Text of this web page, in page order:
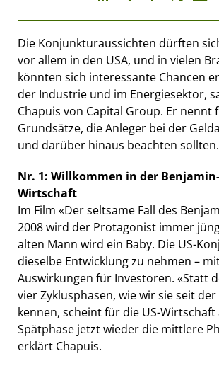
Die Konjunkturaussichten dürften
vor allem in den USA, und in vielen
könnten sich interessante Chancen
der Industrie und im Energiesektor,
Chapuis von Capital Group. Er nennt
Grundsätze, die Anleger bei der
und darüber hinaus beachten sollten.
Nr. 1: Willkommen in der
Wirtschaft
Im Film «Der seltsame Fall des
2008 wird der Protagonist immer
alten Mann wird ein Baby. Die US-
dieselbe Entwicklung zu nehmen –
Auswirkungen für Investoren. «Statt
vier Zyklusphasen, wie wir sie seit
kennen, scheint für die US-Wirtschaft
Spätphase jetzt wieder die mittlere
erklärt Chapuis.